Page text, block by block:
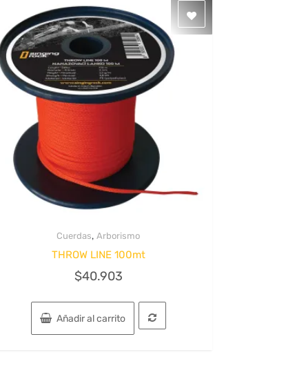
Cuerdas,Arborismo
THROW LINE 100mt
$40.903
Añadir al carrito